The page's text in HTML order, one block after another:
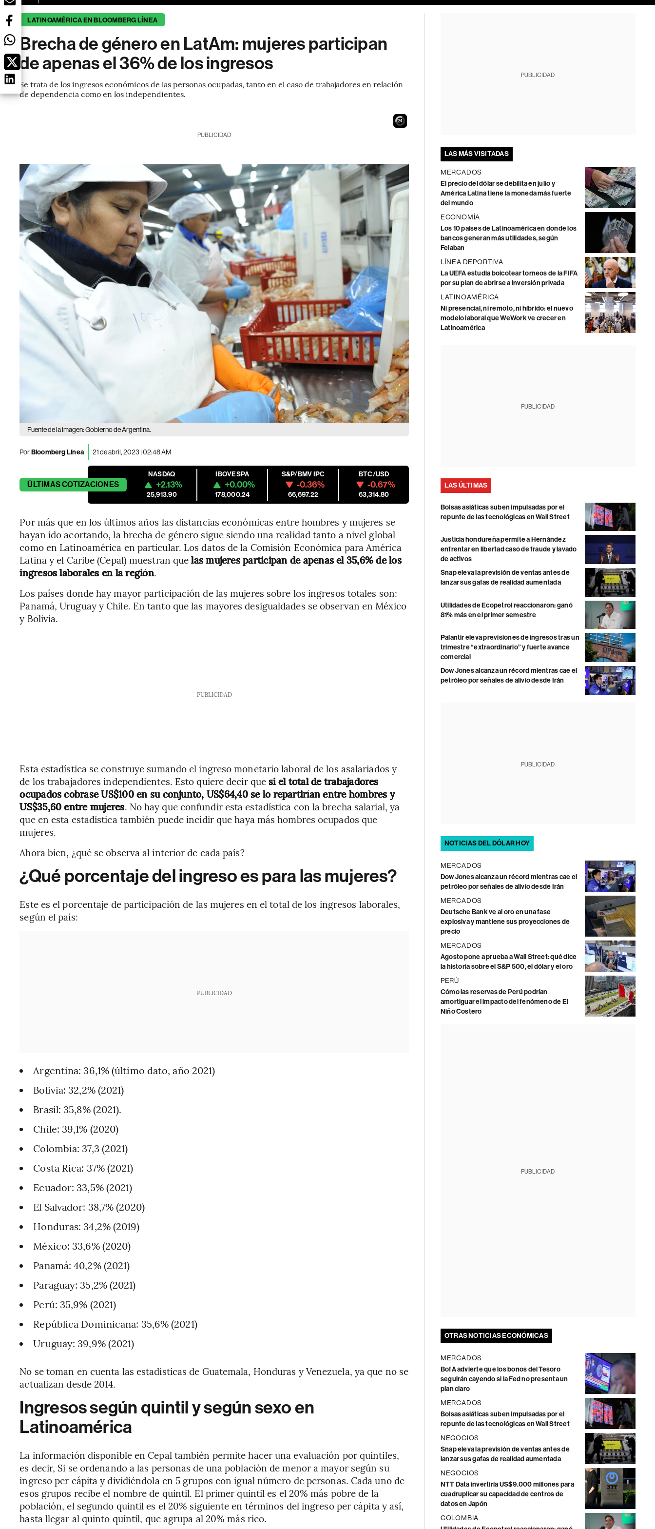
LATINOAMÉRICA EN BLOOMBERG LÍNEA
Brecha de género en LatAm: mujeres participan
de apenas el 36% de los ingresos
Se trata de los ingresos económicos de las personas ocupadas, tanto en el caso de trabajadores en relación
de dependencia como en los independientes.
23
PUBLICIDAD
Fuente de la imagen: Gobierno de Argentina.
PorBloomberg Línea 21 de abril, 2023 | 02:48 AM
ÚLTIMASCOTIZACIONES
NASDAQ
+2.13%
25,913.90
IBOVESPA
+0.00%
178,000.24
S&P/BMV IPC
-0.36%
66,697.22
BTC/USD
-0.67%
63,314.80
Por más que en los últimos años las distancias económicas entre hombres y mujeres se
hayan ido acortando, la brecha de género sigue siendo una realidad tanto a nivel global
como en Latinoamérica en particular. Los datos de la Comisión Económica para América
Latina y el Caribe (Cepal) muestran quelas mujeres participan de apenas el 35,6% de los
ingresos laborales en la región.
Los países donde hay mayor participación de las mujeres sobre los ingresos totales son:
Panamá, Uruguay y Chile. En tanto que las mayores desigualdades se observan en México
y Bolivia.
PUBLICIDAD
Esta estadística se construye sumando el ingreso monetario laboral de los asalariados y
de los trabajadores independientes. Esto quiere decir que si el total de trabajadores
ocupados cobrase US$100 en su conjunto, US$64,40 se lo repartirían entre hombres y
US$35,60 entre mujeres. No hay que confundir esta estadística con la brecha salarial, ya
que en esta estadística también puede incidir que haya más hombres ocupados que
mujeres.
Ahora bien, ¿qué se observa al interior de cada país?
¿Qué porcentaje del ingreso es para las mujeres?
Este es el porcentaje de participación de las mujeres en el total de los ingresos laborales,
según el país:
PUBLICIDAD
Argentina: 36,1% (último dato, año 2021)
Bolivia: 32,2% (2021)
Brasil: 35,8% (2021).
Chile: 39,1% (2020)
Colombia: 37,3 (2021)
Costa Rica: 37% (2021)
Ecuador: 33,5% (2021)
El Salvador: 38,7% (2020)
Honduras: 34,2% (2019)
México: 33,6% (2020)
Panamá: 40,2% (2021)
Paraguay: 35,2% (2021)
Perú: 35,9% (2021)
República Dominicana: 35,6% (2021)
Uruguay: 39,9% (2021)
No se toman en cuenta las estadísticas de Guatemala, Honduras y Venezuela, ya que no se
actualizan desde 2014.
Ingresos según quintil y según sexo en
Latinoamérica
La información disponible en Cepal también permite hacer una evaluación por quintiles,
es decir, Si se ordenando a las personas de una población de menor a mayor según su
ingreso per cápita y dividiéndola en 5 grupos con igual número de personas. Cada uno de
esos grupos recibe el nombre de quintil. El primer quintil es el 20% más pobre de la
población, el segundo quintil es el 20% siguiente en términos del ingreso per cápita y así,
hasta llegar al quinto quintil, que agrupa al 20% más rico.
PUBLICIDAD
LAS MÁS VISITADAS
MERCADOS
El precio del dólar se debilita en julio y
América Latina tiene la moneda más fuerte
del mundo
ECONOMÍA
Los 10 países de Latinoamérica en donde los
bancos generan más utilidades, según
Felaban
LÍNEA DEPORTIVA
La UEFA estudia boicotear torneos de la FIFA
por su plan de abrirse a inversión privada
LATINOAMÉRICA
Ni presencial, ni remoto, ni híbrido: el nuevo
modelo laboral que WeWork ve crecer en
Latinoamérica
PUBLICIDAD
LAS ÚLTIMAS
Bolsas asiáticas suben impulsadas por el
repunte de las tecnológicas en Wall Street
Justicia hondureña permite a Hernández
enfrentar en libertad caso de fraude y lavado
de activos
Snap eleva la previsión de ventas antes de
lanzar sus gafas de realidad aumentada
Utilidades de Ecopetrol reaccionaron: ganó
81% más en el primer semestre
Palantir eleva previsiones de ingresos tras un
trimestre “extraordinario” y fuerte avance
comercial
Dow Jones alcanza un récord mientras cae el
petróleo por señales de alivio desde Irán
PUBLICIDAD
NOTICIAS DEL DÓLAR HOY
MERCADOS
Dow Jones alcanza un récord mientras cae el
petróleo por señales de alivio desde Irán
MERCADOS
Deutsche Bank ve al oro en una fase
explosiva y mantiene sus proyecciones de
precio
MERCADOS
Agosto pone a prueba a Wall Street: qué dice
la historia sobre el S&P 500, el dólar y el oro
PERÚ
Cómo las reservas de Perú podrían
amortiguar el impacto del fenómeno de El
Niño Costero
PUBLICIDAD
OTRAS NOTICIAS ECONÓMICAS
MERCADOS
BofA advierte que los bonos del Tesoro
seguirán cayendo si la Fed no presenta un
plan claro
MERCADOS
Bolsas asiáticas suben impulsadas por el
repunte de las tecnológicas en Wall Street
NEGOCIOS
Snap eleva la previsión de ventas antes de
lanzar sus gafas de realidad aumentada
NEGOCIOS
NTT Data invertiría US$9.000 millones para
cuadruplicar su capacidad de centros de
datos en Japón
COLOMBIA